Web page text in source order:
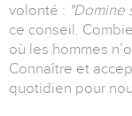
volonté : "Domine
ce conseil.
où les hommes
Connaître et
quotidien pour